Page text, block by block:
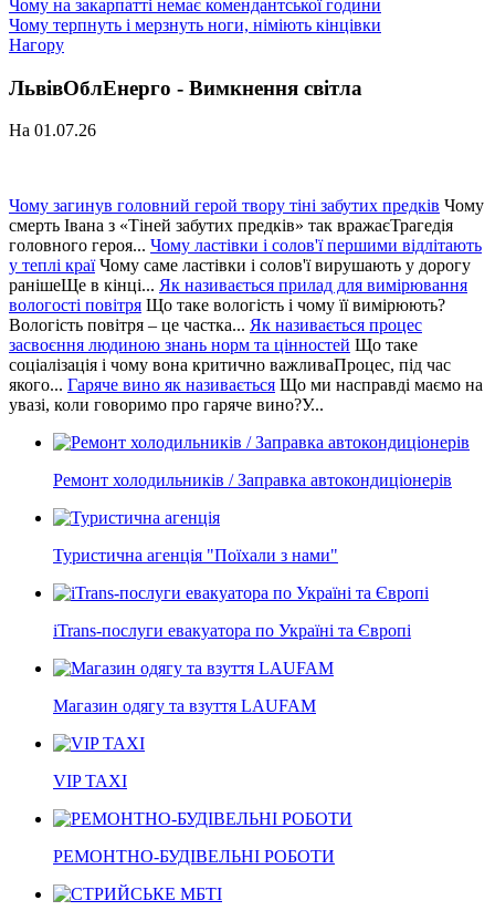
Чому на закарпатті немає комендантської години
Чому терпнуть і мерзнуть ноги, німіють кінцівки
Нагору
ЛьвівОблЕнерго - Вимкнення світла
На 01.07.26
Чому загинув головний герой твору тіні забутих предків Чому
смерть Івана з «Тіней забутих предків» так вражаєТрагедія
головного героя... Чому ластівки і солов'ї першими відлітають
у теплі краї Чому саме ластівки і солов'ї вирушають у дорогу
ранішеЩе в кінці... Як називається прилад для вимірювання
вологості повітря Що таке вологість і чому її вимірюють?
Вологість повітря – це частка... Як називається процес
засвоєння людиною знань норм та цінностей Що таке
соціалізація і чому вона критично важливаПроцес, під час
якого... Гаряче вино як називається Що ми насправді маємо на
увазі, коли говоримо про гаряче вино?У...
Ремонт холодильників / Заправка автокондиціонерів
Туристична агенція "Поїхали з нами"
iTrans-послуги евакуатора по Україні та Європі
Магазин одягу та взуття LAUFAM
VIP TAXI
РЕМОНТНО-БУДІВЕЛЬНІ РОБОТИ